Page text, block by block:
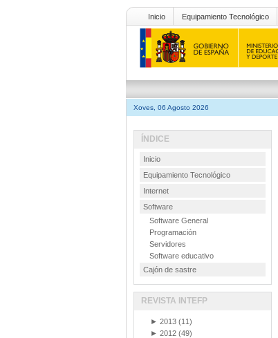
Inicio Equipamiento Tecnológico
Xoves, 06 Agosto 2026
ÍNDICE
Inicio
Equipamiento Tecnológico
Internet
Software
Software General
Programación
Servidores
Software educativo
Cajón de sastre
REVISTA INTEFP
► 2013 (11)
► 2012 (49)